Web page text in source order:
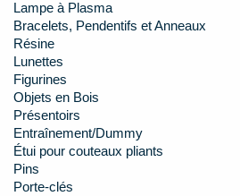
Lampe à Plasma
Bracelets, Pendentifs et Anneaux
Résine
Lunettes
Figurines
Objets en Bois
Présentoirs
Entraînement/Dummy
Étui pour couteaux pliants
Pins
Porte-clés